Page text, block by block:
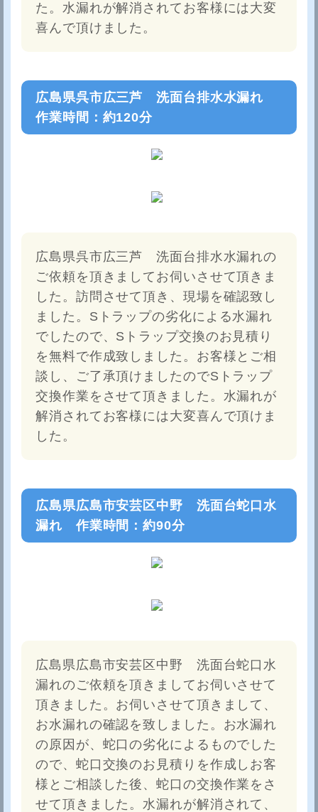
た。水漏れが解消されてお客様には大変
喜んで頂けました。
広島県呉市広三芦 洗面台排水水漏れ
作業時間：約120分
広島県呉市広三芦 洗面台排水水漏れの
ご依頼を頂きましてお伺いさせて頂きま
した。訪問させて頂き、現場を確認致し
ました。Sトラップの劣化による水漏れ
でしたので、Sトラップ交換のお見積り
を無料で作成致しました。お客様とご相
談し、ご了承頂けましたのでSトラップ
交換作業をさせて頂きました。水漏れが
解消されてお客様には大変喜んで頂けま
した。
広島県広島市安芸区中野 洗面台蛇口水
漏れ 作業時間：約90分
広島県広島市安芸区中野 洗面台蛇口水
漏れのご依頼を頂きましてお伺いさせて
頂きました。お伺いさせて頂きまして、
お水漏れの確認を致しました。お水漏れ
の原因が、蛇口の劣化によるものでした
ので、蛇口交換のお見積りを作成しお客
様とご相談した後、蛇口の交換作業をさ
せて頂きました。水漏れが解消されて、